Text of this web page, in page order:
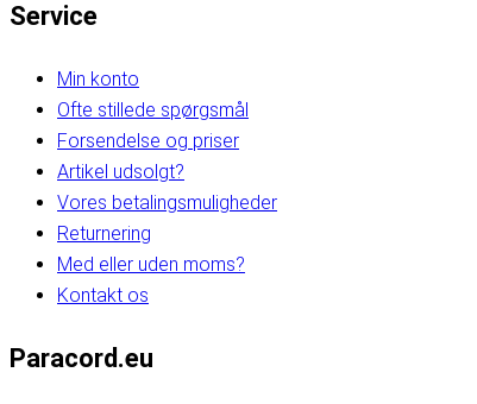
Service
Min konto
Ofte stillede spørgsmål
Forsendelse og priser
Artikel udsolgt?
Vores betalingsmuligheder
Returnering
Med eller uden moms?
Kontakt os
Paracord.eu